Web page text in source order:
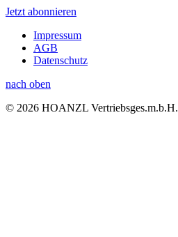
Jetzt abonnieren
Impressum
AGB
Datenschutz
nach oben
© 2026 HOANZL Vertriebsges.m.b.H.